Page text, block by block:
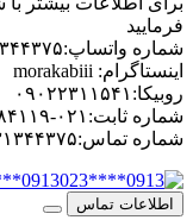
فرمایید
شماره واتساپ:۰۹۱۳۱۳۴۴۳۷۵
اینستاگرام: morakabiii
روبیکا:۰۹۰۲۲۳۱۱۵۴۱
شماره ثابت:۰۲۱-۵۶۵۸۴۱۱۹
شماره تماس:۰۹۱۳۱۳۴۴۳۷۵
0913****023
اطلاعات تماس